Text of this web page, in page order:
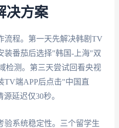
决方案
流程。第一天先解决韩剧TV
装番茄后选择"韩国-上海"双
检测。第三天尝试回看央视
TV端APP后点击"中国直
延迟仅30秒。
验系统稳定性。三个留学生